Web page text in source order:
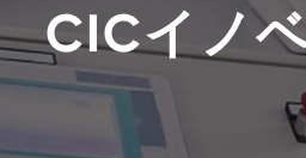
CICイノ